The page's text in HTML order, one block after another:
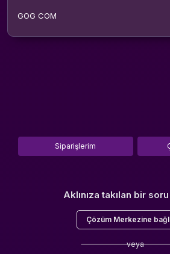
GOG COM
Siparişlerim
Aklınıza takılan bir
Çözüm Merkezine
veya